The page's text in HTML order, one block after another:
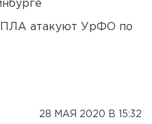
атакуют УрФО по
28 МАЯ 2020 В 15:32